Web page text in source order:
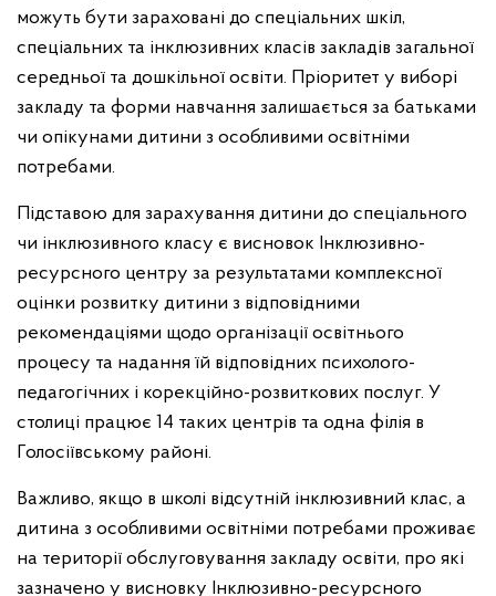
можуть бути зараховані до спеціальних шкіл,
спеціальних та інклюзивних класів закладів загальної
середньої та дошкільної освіти. Пріоритет у виборі
закладу та форми навчання залишається за батьками
чи опікунами дитини з особливими освітніми
потребами.
Підставою для зарахування дитини до спеціального
чи інклюзивного класу є висновок Інклюзивно-
ресурсного центру за результатами комплексної
оцінки розвитку дитини з відповідними
рекомендаціями щодо організації освітнього
процесу та надання їй відповідних психолого-
педагогічних і корекційно-розвиткових послуг. У
столиці працює 14 таких центрів та одна філія в
Голосіївському районі.
Важливо, якщо в школі відсутній інклюзивний клас, а
дитина з особливими освітніми потребами проживає
на території обслуговування закладу освіти, про які
зазначено у висновку Інклюзивно-ресурсного